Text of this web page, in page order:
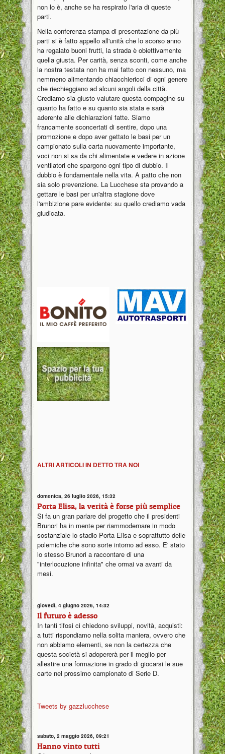
non lo è, anche se ha respirato l'aria di queste
parti.
Nella conferenza stampa di presentazione da più
parti si è fatto appello all'unità che lo scorso anno
ha regalato buoni frutti, la strada è obiettivamente
quella giusta. Per carità, senza sconti, come anche
la nostra testata non ha mai fatto con nessuno, ma
nemmeno alimentando chiacchiericci di ogni genere
che riechieggiano ad alcuni angoli della città.
Crediamo sia giusto valutare questa compagine su
quanto ha fatto e su quanto sia stata e sarà
aderente alle dichiarazioni fatte. Siamo
francamente sconcertati di sentire, dopo una
promozione e dopo aver gettato le basi per un
campionato sulla carta nuovamente importante,
voci non si sa da chi alimentate e vedere in azione
ventilatori che spargono ogni tipo di dubbio. Il
dubbio è fondamentale nella vita. A patto che non
sia solo prevenzione. La Lucchese sta provando a
gettare le basi per un'altra stagione dove
l'ambizione pare evidente: su quello crediamo vada
giudicata.
ALTRI ARTICOLI IN DETTO TRA NOI
domenica, 26 luglio 2026, 15:32
Porta Elisa, la verità è forse più semplice
Si fa un gran parlare del progetto che il presidenti
Brunori ha in mente per riammodernare in modo
sostanziale lo stadio Porta Elisa e soprattutto delle
polemiche che sono sorte intorno ad esso. E' stato
lo stesso Brunori a raccontare di una
"interlocuzione infinita" che ormai va avanti da
mesi.
giovedì, 4 giugno 2026, 14:32
Il futuro è adesso
In tanti tifosi ci chiedono sviluppi, novità, acquisti:
a tutti rispondiamo nella solita maniera, ovvero che
non abbiamo elementi, se non la certezza che
questa società si adopererà per il meglio per
allestire una formazione in grado di giocarsi le sue
carte nel prossimo campionato di Serie D.
Tweets by gazzlucchese
sabato, 2 maggio 2026, 09:21
Hanno vinto tutti